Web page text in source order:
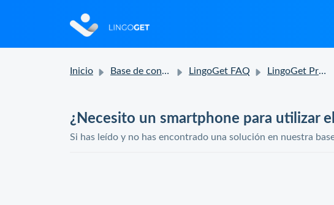
Inicio Base de conocimientos LingoGet FAQ LingoGet Preguntas
¿Necesito un smartphone para utilizar
Si has leído y no has encontrado una solución en nuestra